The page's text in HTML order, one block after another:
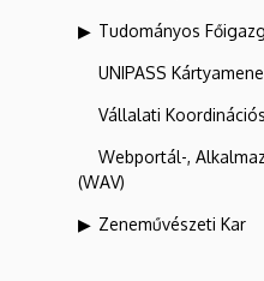
Tudományos
UNIPASS
Vállalati
Webportál-,
(WAV)
Zeneművészeti Kar